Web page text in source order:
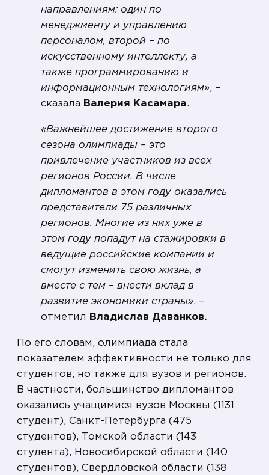
направлениям: один по
менеджменту и управлению
персоналом, второй – по
искусственному интеллекту, а
также программированию и
информационным технологиям», –
сказала Валерия Касамара.
«Важнейшее достижение второго
сезона олимпиады – это
привлечение участников из всех
регионов России. В числе
дипломантов в этом году оказались
представители 75 различных
регионов. Многие из них уже в
этом году попадут на стажировки в
ведущие российские компании и
смогут изменить свою жизнь, а
вместе с тем – внести вклад в
развитие экономики страны», –
отметил
Владислав Даванков.
По его словам, олимпиада стала
показателем эффективности не только для
студентов, но также для вузов и регионов.
В частности, большинство дипломантов
оказались учащимися вузов Москвы (1131
студент), Санкт-Петербурга (475
студентов), Томской области (143
студента), Новосибирской области (140
студентов), Свердловской области (138